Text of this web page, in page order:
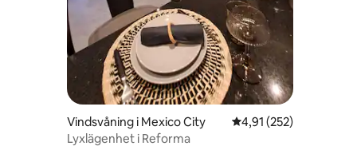
Vindsvåning i Mexico City 4,91 av 5 i
4,91 (252)
Lyxlägenhet i Reforma